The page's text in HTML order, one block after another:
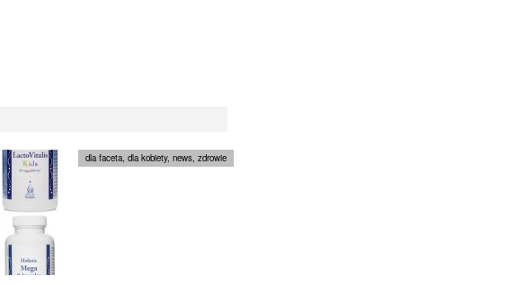
dla faceta, dla kobiety, news, zdrowie